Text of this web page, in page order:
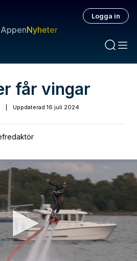
AppenNyheter
Logga in
får vingar
Uppdaterad 16 juli 2024